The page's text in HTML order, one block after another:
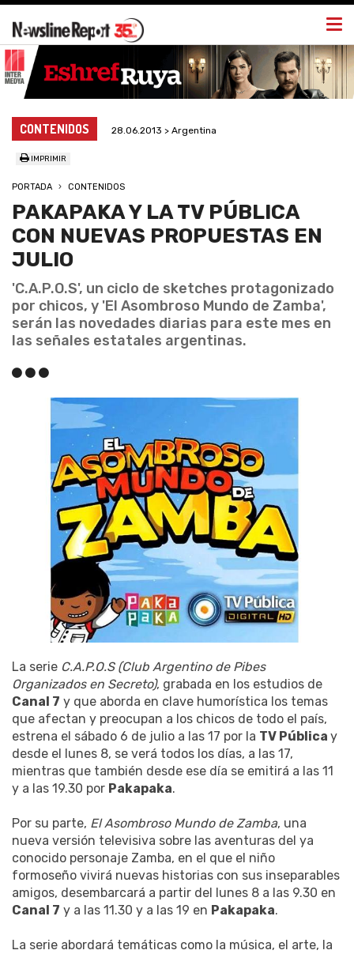
CONTENIDOS 28.06.2013 > Argentina
IMPRIMIR
PORTADA CONTENIDOS
PAKAPAKA Y LA TV PÚBLICA
CON NUEVAS PROPUESTAS EN
JULIO
'C.A.P.O.S', un ciclo de sketches protagonizado
por chicos, y 'El Asombroso Mundo de Zamba',
serán las novedades diarias para este mes en
las señales estatales argentinas.
La serie C.A.P.O.S (Club Argentino de Pibes
Organizados en Secreto), grabada en los estudios de
Canal 7 y que aborda en clave humorística los temas
que afectan y preocupan a los chicos de todo el país,
estrena el sábado 6 de julio a las 17 por la TV Pública y
desde el lunes 8, se verá todos los días, a las 17,
mientras que también desde ese día se emitirá a las 11
y a las 19.30 por Pakapaka.
Por su parte, El Asombroso Mundo de Zamba, una
nueva versión televisiva sobre las aventuras del ya
conocido personaje Zamba, en el que el niño
formoseño vivirá nuevas historias con sus inseparables
amigos, desembarcará a partir del lunes 8 a las 9.30 en
Canal 7 y a las 11.30 y a las 19 en Pakapaka.
La serie abordará temáticas como la música, el arte, la